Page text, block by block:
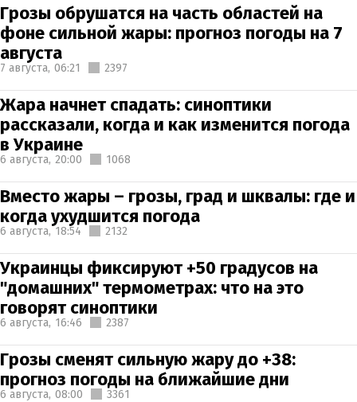
Грозы обрушатся на часть областей на
фоне сильной жары: прогноз погоды на 7
августа
7 августа, 06:21 2397
Жара начнет спадать: синоптики
рассказали, когда и как изменится погода
в Украине
6 августа, 20:00 1068
Вместо жары – грозы, град и шквалы: где и
когда ухудшится погода
6 августа, 18:54 2132
Украинцы фиксируют +50 градусов на
"домашних" термометрах: что на это
говорят синоптики
6 августа, 16:46 2387
Грозы сменят сильную жару до +38:
прогноз погоды на ближайшие дни
6 августа, 08:00 3361